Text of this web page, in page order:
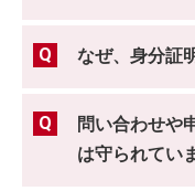
なぜ、身分証
問い合わせや
は守られてい